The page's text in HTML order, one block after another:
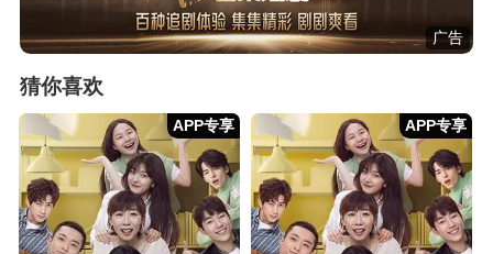
广告
猜你喜欢
APP专享 APP专享